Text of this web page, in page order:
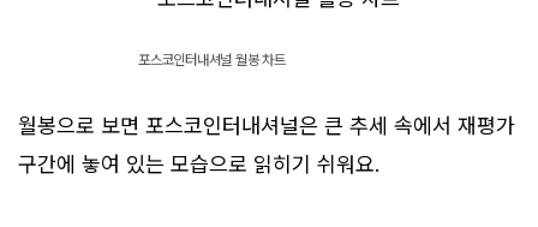
포스코인터내셔널 월봉 차트
월봉으로 보면 포스코인터내셔널은 큰 추세 속에서 재평가
구간에 놓여 있는 모습으로 읽히기 쉬워요.